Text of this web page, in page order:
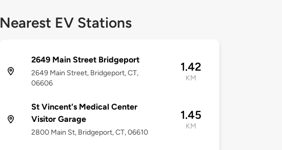
Nearest EV Stations
2649 Main Street Bridgeport
2649 Main Street, Bridgeport, CT,
06606
1.42
KM
St Vincent's Medical Center
Visitor Garage
2800 Main St, Bridgeport, CT, 06610
1.45
KM